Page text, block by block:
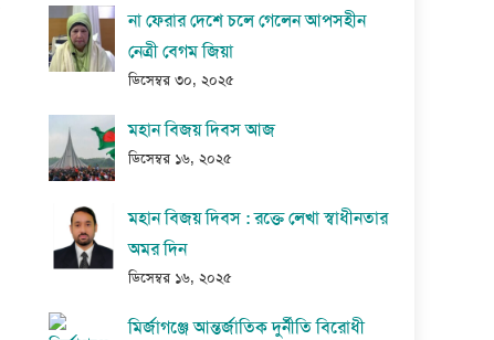
না ফেরার দেশে চলে গেলেন আপসহীন
নেত্রী বেগম জিয়া
ডিসেম্বর ৩০, ২০২৫
মহান বিজয় দিবস আজ
ডিসেম্বর ১৬, ২০২৫
মহান বিজয় দিবস : রক্তে লেখা স্বাধীনতার
অমর দিন
ডিসেম্বর ১৬, ২০২৫
মির্জাগঞ্জে আন্তর্জাতিক দুর্নীতি বিরোধী